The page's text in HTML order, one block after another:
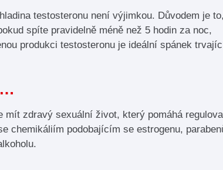
testosteronu není výjimkou. Důvodem je to,
spíte pravidelně méně než 5 hodin za noc,
produkci testosteronu je ideální spánek
mít zdravý sexuální život, který pomáhá
chemikáliím podobajícím se estrogenu,